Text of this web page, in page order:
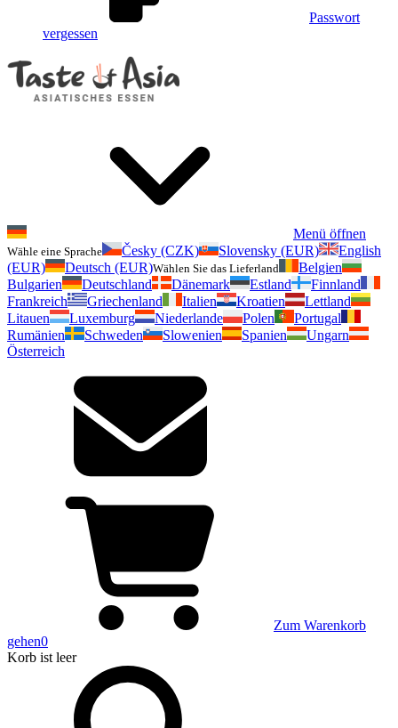
Passwort
vergessen
Menü öffnen
Wähle eine Sprache Česky (CZK) Slovensky (EUR)
English
(EUR)
Deutsch (EUR)Wählen Sie das Lieferland
Belgien
Bulgarien
Deutschland Dänemark Estland
Finnland
Frankreich
Griechenland Italien Kroatien
Lettland
Litauen
Luxemburg Niederlande Polen
Portugal
Rumänien
Schweden Slowenien Spanien
Ungarn
Österreich
Zum Warenkorb
gehen0
Korb ist leer